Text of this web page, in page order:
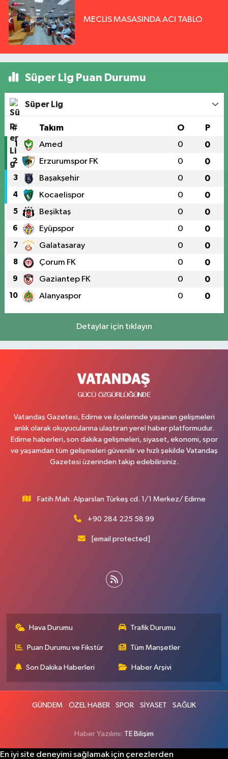
MECLİS MASASINDA ACI TABLO
Süper Lig Puan Durumu
Süper Lig
# Takım O P
1 Amed 0 0
2 Erzurumspor FK 0 0
3 Başakşehir 0 0
4 Kocaelispor 0 0
5 Beşiktaş 0 0
6 Eyüpspor 0 0
7 Galatasaray 0 0
8 Çorum FK 0 0
9 Gaziantep FK 0 0
10 Alanyaspor 0 0
Detaylar için tıklayın
Vatandaş Gazetesi, Edirne ve ilçelerinde yaşanan gelişmeleri
anlık olarak okuyucularına ulaştıran yerel haber platformudur.
Edirne haberleri, son dakika gelişmeleri, siyaset, ekonomi, spor
ve yaşamdan tüm gelişmeleri güvenilir ve hızlı şekilde Vatandaş
Gazetesi üzerinden takip edebilirsiniz.
Fatih Mah. Alparslan Türkeş cd. 1/1 Merkez/ Edirne
+90 284 225 58 99
[email protected]
Hava Durumu Trafik Durumu
Puan Durumu ve Fikstür Tüm Manşetler
Son Dakika Haberleri Haber Arşivi
GÜNDEM ÖZEL HABER SPOR SİYASET SAĞLIK
Haber Yazılımı: TE Bilişim
En iyi site deneyimi sağlamak için çerezlerden